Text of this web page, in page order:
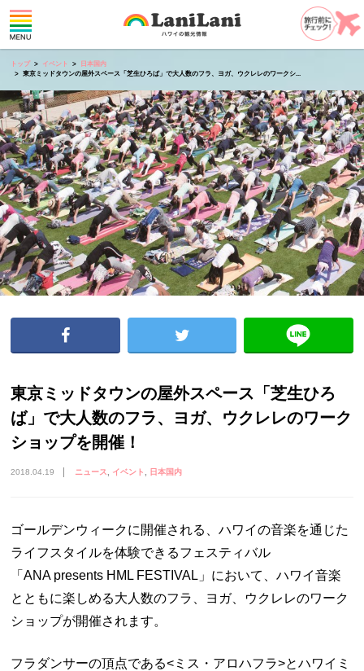
トップ イベント
日本国内
東京ミッドタウンの屋外スペース「芝生ひろば」で大人数のフラ、ヨガ、ウクレレのワークシ...
東京ミッドタウンの屋外スペース「芝生ひろ
ば」で大人数のフラ、ヨガ、ウクレレのワーク
ショップを開催！
2018.04.19 ニュース イベント 日本国内
ゴールデンウィークに開催される、ハワイの音楽を通じた
ライフスタイルを体験できるフェスティバル
「ANA presents HML FESTIVAL」において、ハワイ音楽
とともに楽しめる大人数のフラ、ヨガ、ウクレレのワーク
ショップが開催されます。
フラダンサーの頂点である<ミス・アロハフラ>とハワイミ